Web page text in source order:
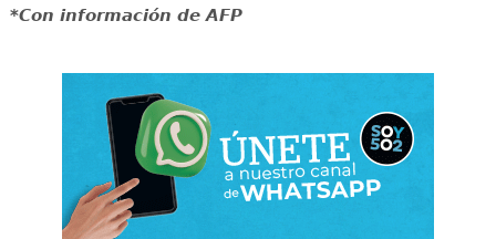
*Con información de AFP